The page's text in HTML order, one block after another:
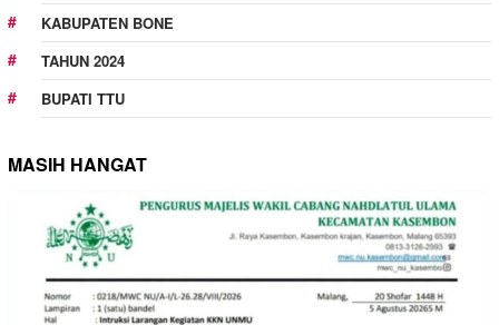
KABUPATEN BONE
TAHUN 2024
BUPATI TTU
MASIH HANGAT